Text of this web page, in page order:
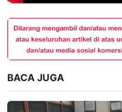
BACA JUGA